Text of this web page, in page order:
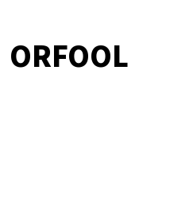
ORFOOL